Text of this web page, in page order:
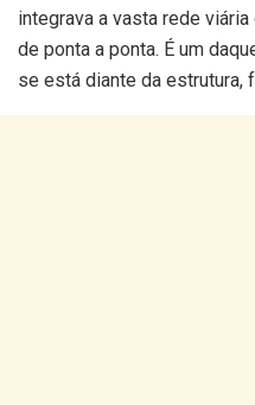
integrava a vasta rede
de ponta a ponta. É um
se está diante da estrutura,